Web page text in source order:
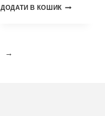
ДОДАТИ В КОШИК
→